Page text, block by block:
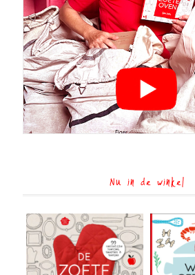
Nu in de winkel